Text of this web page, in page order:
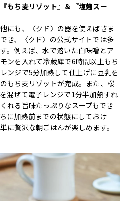
もち麦リゾット』＆『塩麴スー
にも、〈クド〉の器を使えばさま
き、〈クド〉の公式サイトでは多
。例えば、水で溶いた白味噌とア
ンを入れて冷蔵庫で6時間以上もち
ンジで5分加熱して仕上げに豆乳を
もち麦リゾットが完成。また、桜
混ぜて電子レンジで1分半加熱すれ
れる旨味たっぷりなスープもでき
に加熱前までの状態にしておけ
に贅沢な朝ごはんが楽しめます。